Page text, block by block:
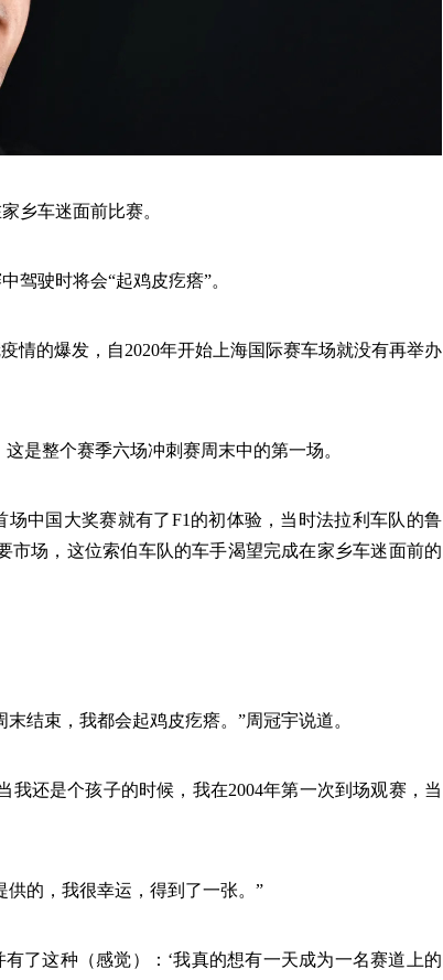
乡车迷面前比赛。
驾驶时将会“起鸡皮疙瘩”。
情的爆发，自2020年开始上海国际赛车场就没有再举办
是整个赛季六场冲刺赛周末中的第一场。
场中国大奖赛就有了F1的初体验，当时法拉利车队的鲁
市场，这位索伯车队的车手渴望完成在家乡车迷面前的
结束，我都会起鸡皮疙瘩。”周冠宇说道。
还是个孩子的时候，我在2004年第一次到场观赛，当
的，我很幸运，得到了一张。”
了这种（感觉）：‘我真的想有一天成为一名赛道上的